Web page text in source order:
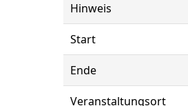
Hinweis
Start
Ende
Veranstaltungsort